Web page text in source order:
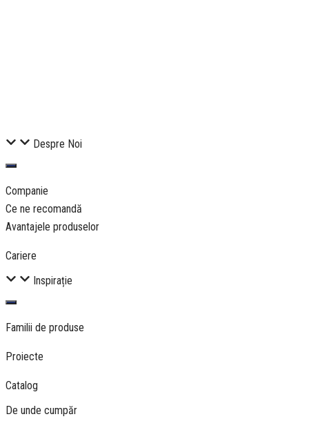
Despre Noi
Companie
Ce ne recomandă
Avantajele produselor
Cariere
Inspirație
Familii de produse
Proiecte
Catalog
De unde cumpăr